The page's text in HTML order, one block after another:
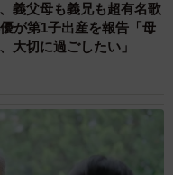
義父母も義兄も超有名歌
が第1子出産を報告「母
大切に過ごしたい」